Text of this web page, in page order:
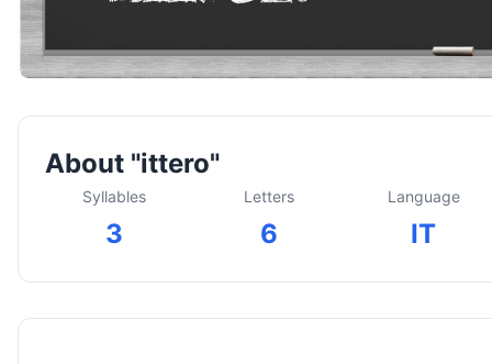
About "ittero"
Syllables
3
Letters
6
Language
IT